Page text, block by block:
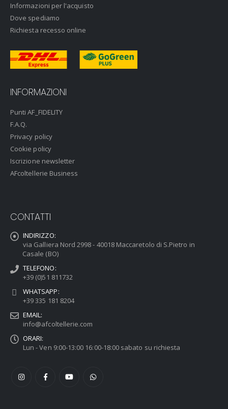
Informazioni per l'acquisto
Dove spediamo
Richiesta recesso online
INFORMAZIONI
Punti AF_FIDELITY
F.A.Q.
Privacy policy
Cookie policy
Iscrizione newsletter
AFcoltellerie Business
CONTATTI
INDIRIZZO:
via Galliera Nord 2998 - 40018 Maccaretolo di S.Pietro in
Casale (BO)
TELEFONO:
+39 (0)51 811732
WHATSAPP:
+39 335 181 8204
EMAIL:
info@afcoltellerie.com
ORARI:
Lun - Ven 9:00-13:00 16:00-18:00 sabato su richiesta